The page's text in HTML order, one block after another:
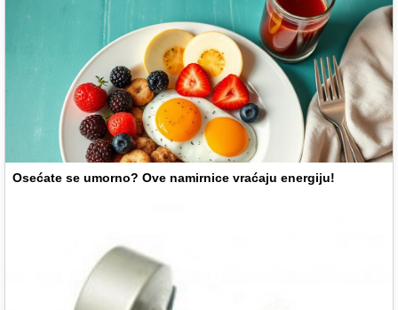
Osećate se umorno? Ove namirnice vraćaju energiju!